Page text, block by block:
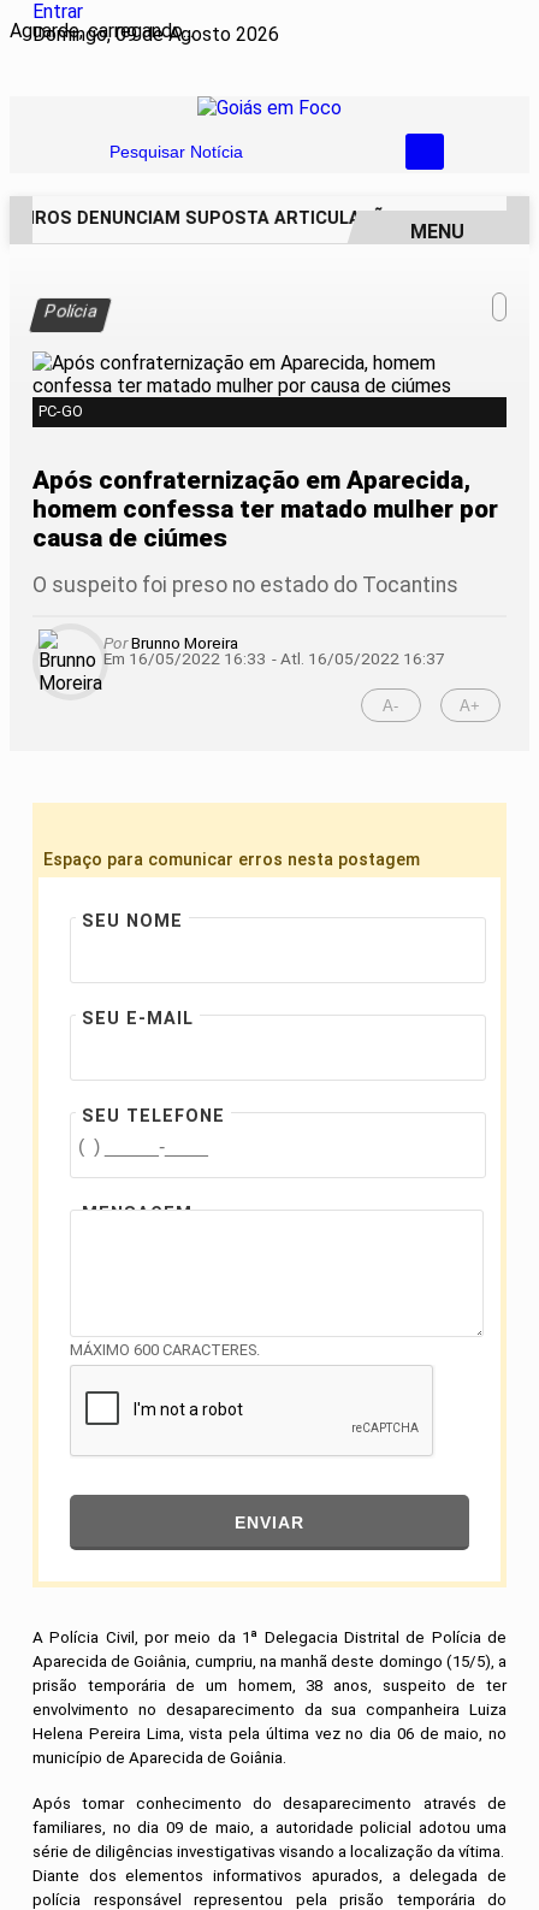
Aguarde, carregando...
Entrar
Domingo, 09 de Agosto 2026
Pesquisar Notícia
DENUNCIAM SUPOSTA ARTICULAÇÃO PARA
MENU
Polícia
PC-GO
Após confraternização em Aparecida,
homem confessa ter matado mulher por
causa de ciúmes
O suspeito foi preso no estado do Tocantins
PorBrunno Moreira
Em 16/05/2022 16:33 - Atl. 16/05/2022 16:37
A- A+
Espaço para comunicar erros nesta postagem
SEU NOME
SEU E-MAIL
SEU TELEFONE
MENSAGEM
MÁXIMO 600 CARACTERES.
ENVIAR
A Polícia Civil, por meio da 1ª Delegacia Distrital de Polícia de
Aparecida de Goiânia, cumpriu, na manhã deste domingo (15/5), a
prisão temporária de um homem, 38 anos, suspeito de ter
envolvimento no desaparecimento da sua companheira Luiza
Helena Pereira Lima, vista pela última vez no dia 06 de maio, no
município de Aparecida de Goiânia.
Após tomar conhecimento do desaparecimento através de
familiares, no dia 09 de maio, a autoridade policial adotou uma
série de diligências investigativas visando a localização da vítima.
Diante dos elementos informativos apurados, a delegada de
polícia responsável representou pela prisão temporária do